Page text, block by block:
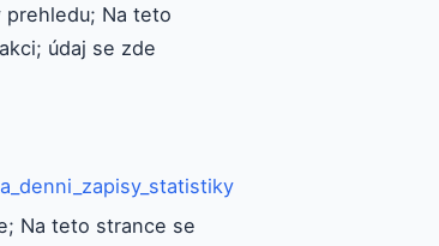
Na teto
údaj se zde
Na teto strance se